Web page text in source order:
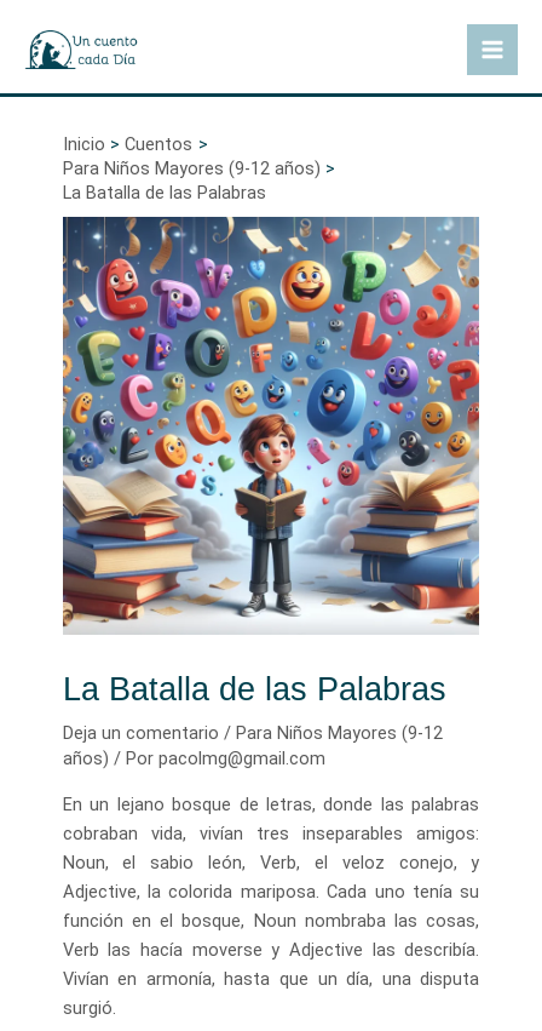
contenido
Inicio
Cuentos
Para Niños Mayores (9-12 años)
La Batalla de las Palabras
La Batalla de las Palabras
Deja un comentario / Para Niños Mayores (9-12
años) / Por pacolmg@gmail.com
En un lejano bosque de letras, donde las palabras
cobraban vida, vivían tres inseparables amigos:
Noun, el sabio león, Verb, el veloz conejo, y
Adjective, la colorida mariposa. Cada uno tenía su
función en el bosque, Noun nombraba las cosas,
Verb las hacía moverse y Adjective las describía.
Vivían en armonía, hasta que un día, una disputa
surgió.